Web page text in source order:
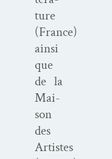
ture
(France)
ain­si
que
de la
Mai­
son
des
Artistes